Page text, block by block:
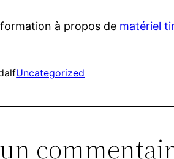
à propos de matériel
Uncategorized